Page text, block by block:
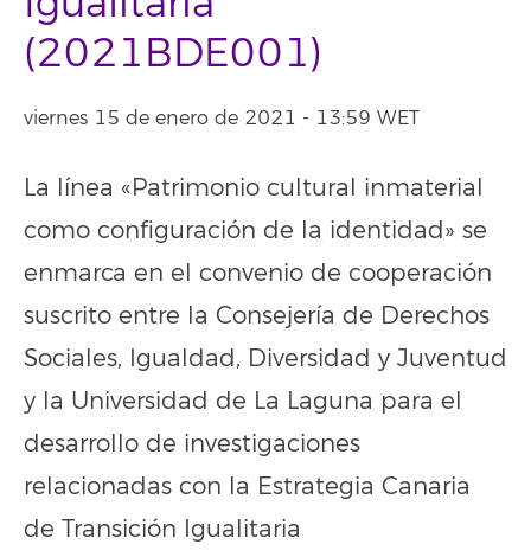
(2021BDE001)
viernes 15 de enero de 2021 - 13:59 WET
La línea «Patrimonio cultural inmaterial
como configuración de la identidad» se
enmarca en el convenio de cooperación
suscrito entre la Consejería de Derechos
Sociales, Igualdad, Diversidad y Juventud
y la Universidad de La Laguna para el
desarrollo de investigaciones
relacionadas con la Estrategia Canaria
de Transición Igualitaria